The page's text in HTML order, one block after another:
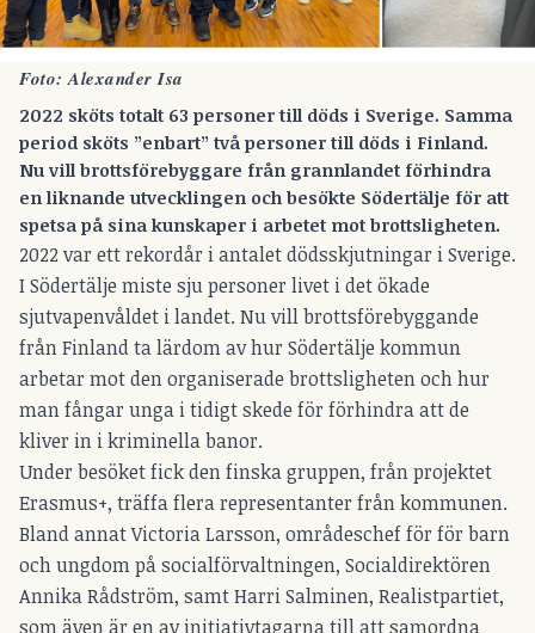
Foto: Alexander Isa
2022 sköts totalt 63 personer till döds i Sverige. Samma
period sköts ”enbart” två personer till döds i Finland.
Nu vill brottsförebyggare från grannlandet förhindra
en liknande utvecklingen och besökte Södertälje för att
spetsa på sina kunskaper i arbetet mot brottsligheten.
2022 var ett rekordår i antalet dödsskjutningar i Sverige.
I Södertälje miste sju personer livet i det ökade
sjutvapenvåldet i landet. Nu vill brottsförebyggande
från Finland ta lärdom av hur Södertälje kommun
arbetar mot den organiserade brottsligheten och hur
man fångar unga i tidigt skede för förhindra att de
kliver in i kriminella banor.
Under besöket fick den finska gruppen, från projektet
Erasmus+, träffa flera representanter från kommunen.
Bland annat Victoria Larsson, områdeschef för för barn
och ungdom på socialförvaltningen, Socialdirektören
Annika Rådström, samt Harri Salminen, Realistpartiet,
som även är en av initiativtagarna till att samordna